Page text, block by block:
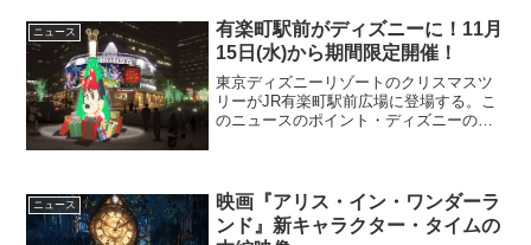
先月には...
ニュース
有楽町駅前がディズニーに！11月
15日(水)から期間限定開催！
東京ディズニーリゾートのクリスマスツ
リーがJR有楽町駅前広場に登場する。こ
のニュースのポイント・ディズニーのク
ト・オブ・ク...
ニュース
映画『アリス・イン・ワンダーラ
ンド』新キャラクター・タイムの